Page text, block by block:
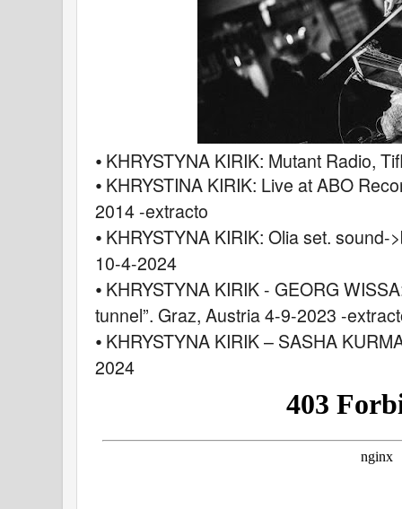
⦁ KHRYSTYNA KIRIK: Mutant Radio,
⦁ KHRYSTINA KIRIK: Live at ABO
2014 -extracto
⦁ KHRYSTYNA KIRIK: Olia set.
10-4-2024
⦁ KHRYSTYNA KIRIK - GEORG
tunnel”. Graz, Austria 4-9-2023 -
⦁ KHRYSTYNA KIRIK – SASHA
2024